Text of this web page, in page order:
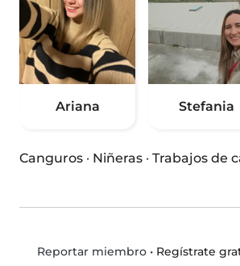
Ariana Stefania
Canguros · Niñeras · Trabajos de
Reportar miembro• Regístrate